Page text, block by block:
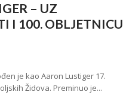
– UZ
I 100. OBLJETNICU
je kao Aaron Lustiger 17.
Židova. Preminuo je...